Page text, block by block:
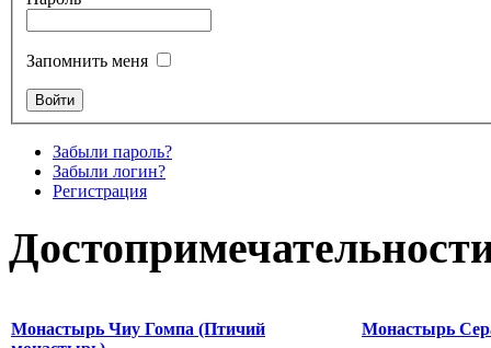
Запомнить меня
Забыли пароль?
Забыли логин?
Регистрация
Монастырь Чиу Гомпа (Птичий
Монастырь